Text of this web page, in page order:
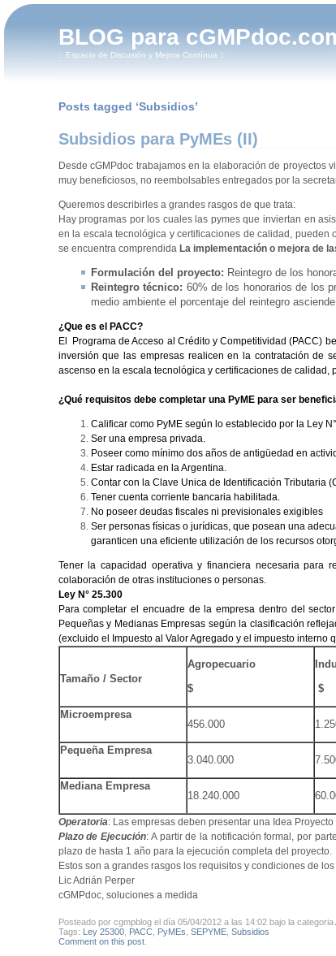
BLOG para
:: Espacio de Discusión y Mejora Contínua ::
Posts tagged ‘Subsidios’
Subsidios para PyMEs (II)
Desde cGMPdoc trabajamos en la elaboración de proyectos
muy beneficiosos, no reembolsables entregados por la
Queremos describirles a grandes rasgos de que trata:
Hay programas por los cuales las pymes que inviertan en
en la escala tecnológica y certificaciones de calidad,
se encuentra comprendida La implementación o mejora de
Formulación del proyecto: Reintegro de los
Reintegro técnico: 60% de los honorarios de los
medio ambiente el porcentaje del reintegro
¿Que es el PACC?
El Programa de Acceso al Crédito y Competitividad (PACC)
inversión que las empresas realicen en la contratación de
ascenso en la escala tecnológica y certificaciones de
¿Qué requisitos debe completar una PyME para ser
Calificar como PyME según lo establecido por la Ley
Ser una empresa privada.
Poseer como mínimo dos años de antigüedad en
Estar radicada en la Argentina.
Contar con la Clave Unica de Identificación Tributaria
Tener cuenta corriente bancaria habilitada.
No poseer deudas fiscales ni previsionales exigibles
Ser personas físicas o jurídicas, que posean una
garanticen una eficiente utilización de los recursos
Tener la capacidad operativa y financiera necesaria para
colaboración de otras instituciones o personas.
Ley N° 25.300
Para completar el encuadre de la empresa dentro del
Pequeñas y Medianas Empresas según la clasificación
(excluido el Impuesto al Valor Agregado y el impuesto interno
Tamaño / Sector
Agropecuario
$
$
Microempresa
456.000
Pequeña Empresa
3.040.000
Mediana Empresa
18.240.000
Operatoria: Las empresas deben presentar una Idea
Plazo de Ejecución: A partir de la notificación formal, por
plazo de hasta 1 año para la ejecución completa del proyecto.
Estos son a grandes rasgos los requisitos y condiciones de
Lic Adrián Perper
cGMPdoc, soluciones a medida
Posteado por cgmpblog el día 05/04/2012 a las 14:02 bajo la categoria
Tags: Ley 25300, PACC, PyMEs SEPYME, Subsidios
Comment on this post.